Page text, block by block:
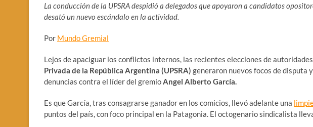
La conducción de la UPSRA despidió a delegados que apoyaron a candidatos
desató un nuevo escándalo en la actividad.
Por Mundo Gremial
Lejos de apaciguar los conflictos internos, las recientes elecciones de
Privada de la República Argentina (UPSRA) generaron nuevos focos de disputa
denuncias contra el líder del gremioAngel Alberto García.
Es que García, tras consagrarse ganador en los comicios, llevó adelante una
puntos del país, con foco principal en la Patagonia. El octogenario sindicalista